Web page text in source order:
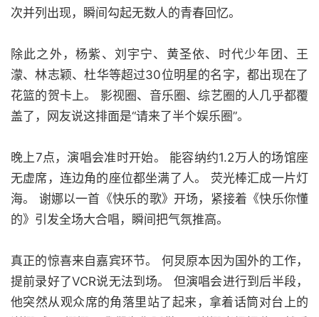
次并列出现，瞬间勾起无数人的青春回忆。
除此之外，杨紫、刘宇宁、黄圣依、时代少年团、王
濛、林志颖、杜华等超过30位明星的名字，都出现在了
花篮的贺卡上。 影视圈、音乐圈、综艺圈的人几乎都覆
盖了，网友说这排面是“请来了半个娱乐圈”。
晚上7点，演唱会准时开始。 能容纳约1.2万人的场馆座
无虚席，连边角的座位都坐满了人。 荧光棒汇成一片灯
海。 谢娜以一首《快乐的歌》开场，紧接着《快乐你懂
的》引发全场大合唱，瞬间把气氛推高。
真正的惊喜来自嘉宾环节。 何炅原本因为国外的工作，
提前录好了VCR说无法到场。 但演唱会进行到后半段，
他突然从观众席的角落里站了起来，拿着话筒对台上的